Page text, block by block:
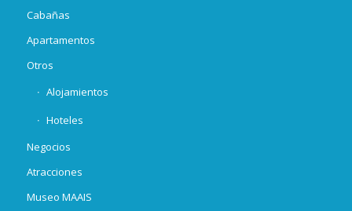
Cabañas
Apartamentos
Otros
Alojamientos
Hoteles
Negocios
Atracciones
Museo MAAIS